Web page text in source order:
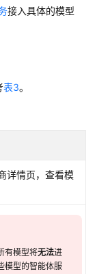
接入具体的模型
表3。
详情页，查看模
有模型将无法进
模型的智能体服